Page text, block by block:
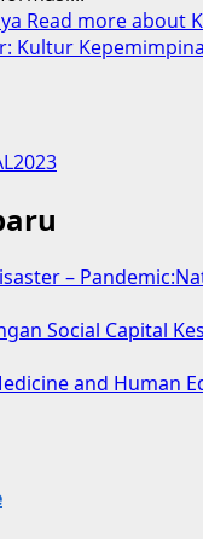
Read more about
Kultur
–
Social Capital
and Human